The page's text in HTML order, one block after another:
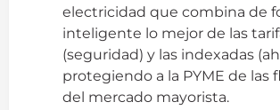
electricidad que combina de
inteligente lo mejor de las
(seguridad) y las indexadas
protegiendo a la PYME de las
del mercado mayorista.